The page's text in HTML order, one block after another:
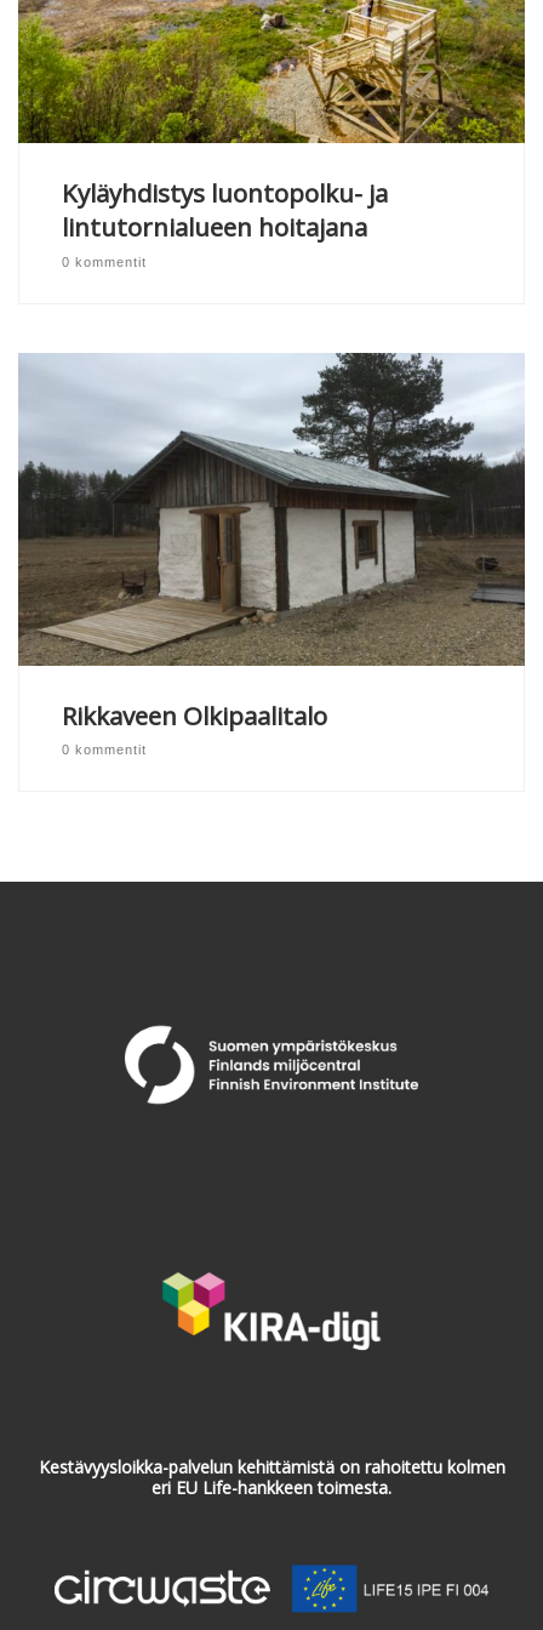
Kyläyhdistys luontopolku- ja
lintutornialueen hoitajana
0 kommentit
Rikkaveen Olkipaalitalo
0 kommentit
Kestävyysloikka-palvelun kehittämistä on rahoitettu kolmen
eri EU Life-hankkeen toimesta.